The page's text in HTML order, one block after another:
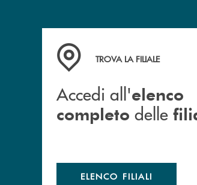
Accedi all' elenco completo
TROVA LA FILIALE
Accedi all'elenco
completo delle
ELENCO FILIALI